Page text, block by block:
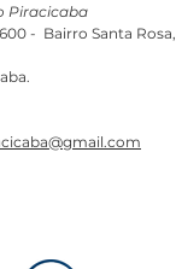
Piracicaba
- Bairro Santa Rosa,